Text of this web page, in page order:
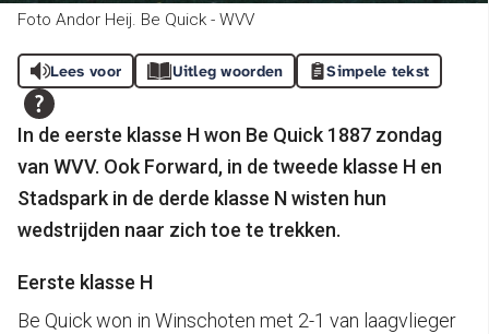
Foto Andor Heij. Be Quick - WVV
Lees voor Uitleg woorden Simpele tekst
In de eerste klasse H won Be Quick 1887 zondag
van WVV. Ook Forward, in de tweede klasse H en
Stadspark in de derde klasse N wisten hun
wedstrijden naar zich toe te trekken.
Eerste klasse H
Be Quick won in Winschoten met 2-1 van laagvlieger